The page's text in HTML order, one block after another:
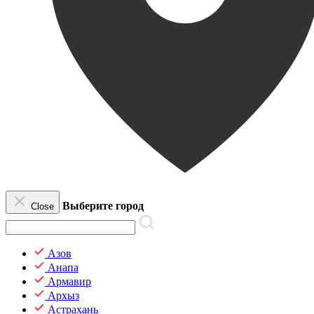
Close Выберите город
Азов
Анапа
Армавир
Архыз
Астрахань